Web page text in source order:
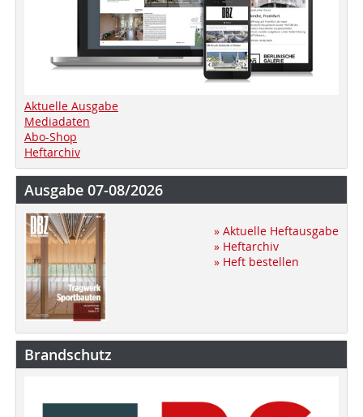
Aktuelle Ausgabe
Mediadaten
Abo-Shop
Heftarchiv
Ausgabe 07-08/2026
» Aktuelle Heftausgabe
» Heftarchiv
» Heft bestellen
Brandschutz